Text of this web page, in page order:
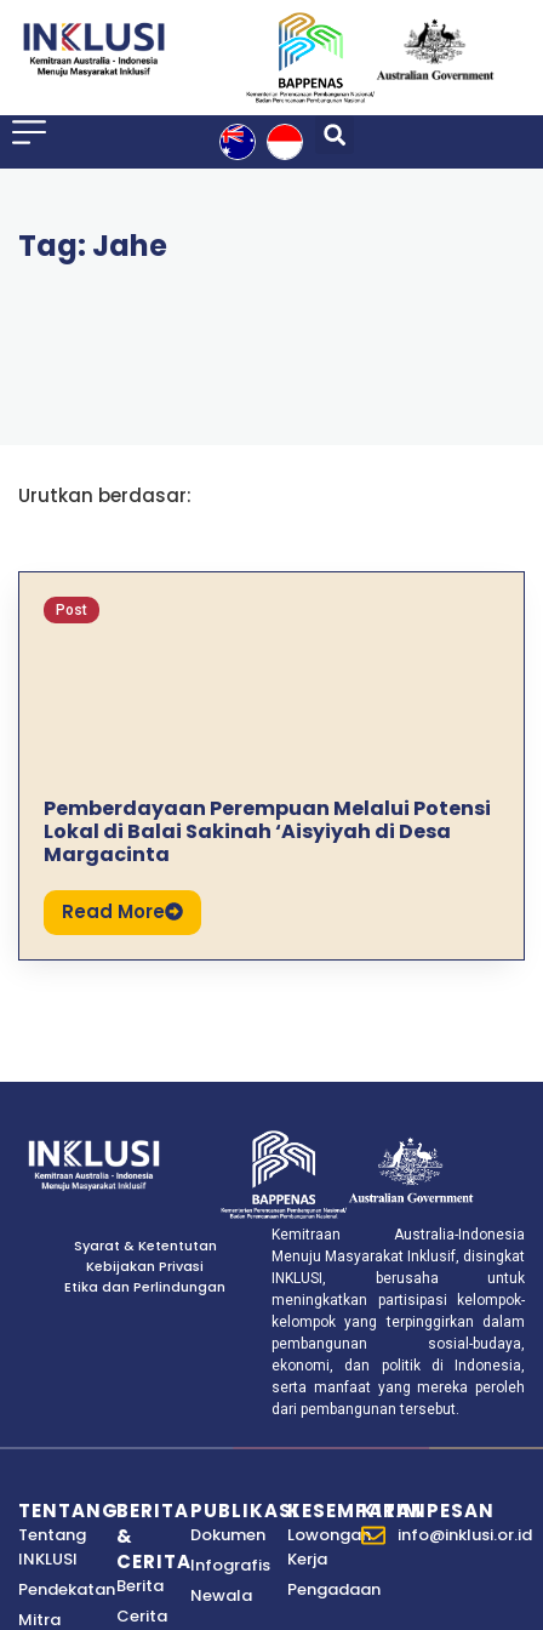
Tag: Jahe
Urutkan berdasar:
Post
Pemberdayaan Perempuan Melalui Potensi
Lokal di Balai Sakinah ‘Aisyiyah di Desa
Margacinta
Read More
Syarat & Ketentutan
Kebijakan Privasi
Etika dan Perlindungan
Kemitraan Australia-Indonesia
Menuju Masyarakat Inklusif, disingkat
INKLUSI, berusaha untuk
meningkatkan partisipasi kelompok-
kelompok yang terpinggirkan dalam
pembangunan sosial-budaya,
ekonomi, dan politik di Indonesia,
serta manfaat yang mereka peroleh
dari pembangunan tersebut.
TENTANG
Tentang
INKLUSI
Pendekatan
Mitra
BERITA
&
CERITA
Berita
Cerita
PUBLIKASI
Dokumen
Infografis
Newala
KESEMPATAN
Lowongan
Kerja
Pengadaan
KIRIM PESAN
info@inklusi.or.id